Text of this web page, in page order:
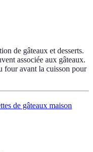
de gâteaux et desserts.
associée aux gâteaux.
four avant la cuisson pour
de gâteaux maison